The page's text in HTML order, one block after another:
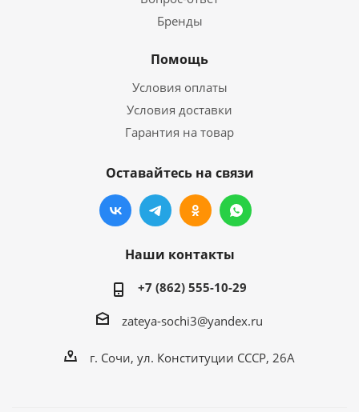
Бренды
Помощь
Условия оплаты
Условия доставки
Гарантия на товар
Оставайтесь на связи
Наши контакты
+7 (862) 555-10-29
zateya-sochi3@yandex.ru
г. Сочи, ул. Конституции СССР, 26А